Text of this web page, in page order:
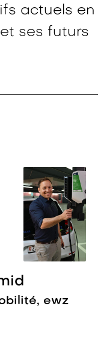
actuels en
ses futurs
ewz